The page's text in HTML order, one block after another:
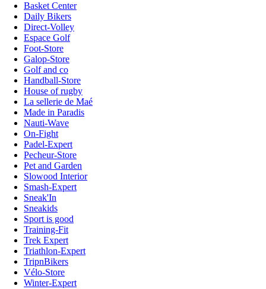
Basket Center
Daily Bikers
Direct-Volley
Espace Golf
Foot-Store
Galop-Store
Golf and co
Handball-Store
House of rugby
La sellerie de Maé
Made in Paradis
Nauti-Wave
On-Fight
Padel-Expert
Pecheur-Store
Pet and Garden
Slowood Interior
Smash-Expert
Sneak'In
Sneakids
Sport is good
Training-Fit
Trek Expert
Triathlon-Expert
TripnBikers
Vélo-Store
Winter-Expert